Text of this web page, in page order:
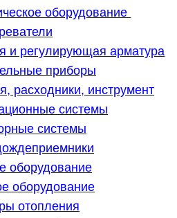
оборудование
и регулирующая арматура
приборы
расходники, инструмент
системы
системы
оборудование
оборудование
отопления